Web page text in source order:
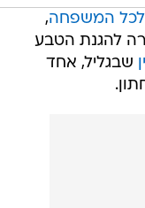
לכל המשפחה,
להגנת הטבע
שבגליל, אחד